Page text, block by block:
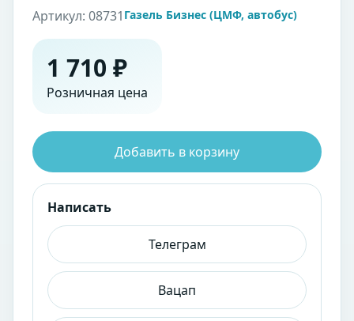
Артикул: 08731 Газель Бизнес (ЦМФ, автобус)
1 710 ₽
Розничная цена
Добавить в корзину
Написать
Телеграм
Вацап